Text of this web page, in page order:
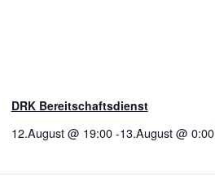
DRK Bereitschaftsdienst
12.August @ 19:00 -13.August @ 0:00